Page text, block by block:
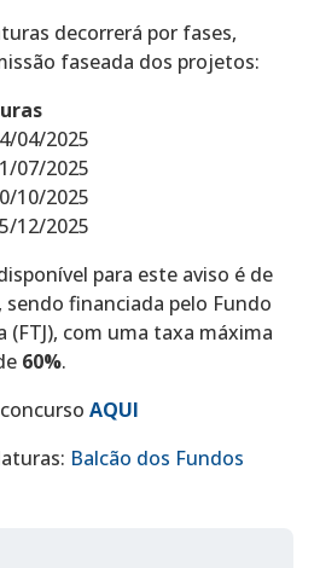
decorrerá por fases,
faseada dos projetos:
04/2025
07/2025
10/2025
12/2025
para este aviso é de
, sendo financiada pelo Fundo
(FTJ), com uma taxa máxima
60%.
concursoAQUI
Balcão dos Fundos